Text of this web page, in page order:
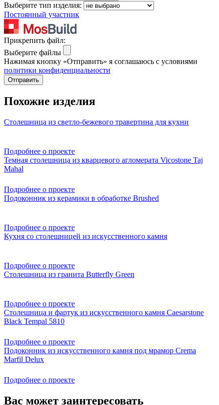
Выберите тип изделия:
Постоянный участник
Прикрепить файл:
Выберите файлы
Нажимая кнопку «Отправить» я соглашаюсь с условиями
политики конфиденциальности
Отправить
Похожие изделия
Столешница из светло-бежевого травертина для кухни
Подробнее о проекте
Темная столешница из кварцевого агломерата Vicostone Taj
Mahal
Подробнее о проекте
Подоконник из керамики в обработке Brushed
Подробнее о проекте
Кухня со столешницей из искусственного камня
Подробнее о проекте
Столешница из гранита Butterfly Green
Подробнее о проекте
Столешница и фартук из искусственного камня Caesarstone
Black Tempal 5810
Подробнее о проекте
Подоконник из искусственного камня под мрамор Crema
Marfil Delux
Подробнее о проекте
Вас может заинтересовать